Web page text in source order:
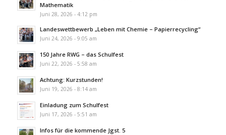
Mathematik
Juni 28, 2026 - 4:12 pm
Landeswettbewerb „Leben mit Chemie – Papierrecycling“
Juni 24, 2026 - 9:05 am
150 Jahre RWG – das Schulfest
Juni 22, 2026 - 5:58 am
Achtung: Kurzstunden!
Juni 19, 2026 - 8:14 am
Einladung zum Schulfest
Juni 17, 2026 - 5:51 am
Infos für die kommende Jgst. 5